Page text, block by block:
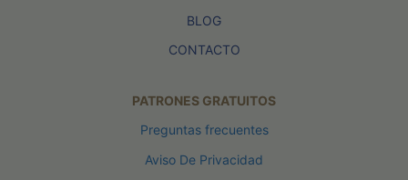
BLOG
CONTACTO
PATRONES GRATUITOS
Preguntas frecuentes
Aviso De Privacidad